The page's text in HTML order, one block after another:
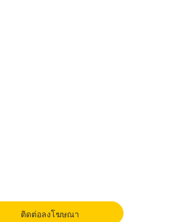
ติดต่อลงโฆษณา